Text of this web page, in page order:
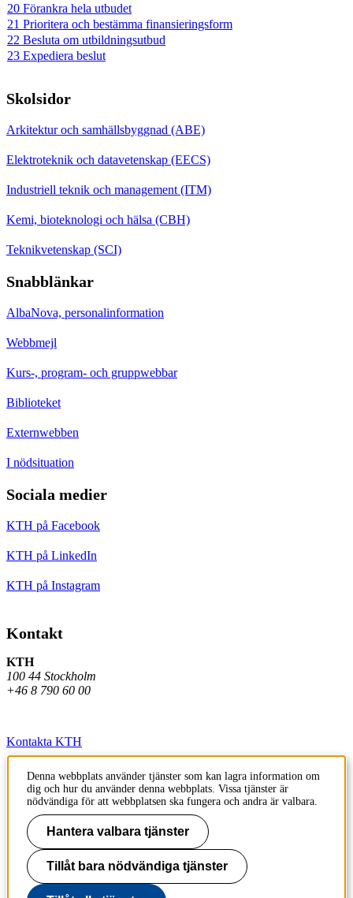
20 Förankra hela utbudet
21 Prioritera och bestämma finansieringsform
22 Besluta om utbildningsutbud
23 Expediera beslut
Skolsidor
Arkitektur och samhällsbyggnad (ABE)
Elektroteknik och datavetenskap (EECS)
Industriell teknik och management (ITM)
Kemi, bioteknologi och hälsa (CBH)
Teknikvetenskap (SCI)
Snabblänkar
AlbaNova, personalinformation
Webbmejl
Kurs-, program- och gruppwebbar
Biblioteket
Externwebben
I nödsituation
Sociala medier
KTH på Facebook
KTH på LinkedIn
KTH på Instagram
Kontakt
KTH
100 44 Stockholm
+46 8 790 60 00
Kontakta KTH
Jobba på KTH
Press och media
Faktura och betalning KTH
Om KTH:s webbplatser
Tillgänglighetsredogörelse
Denna webbplats använder tjänster som kan lagra information om
dig och hur du använder denna webbplats. Vissa tjänster är
nödvändiga för att webbplatsen ska fungera och andra är valbara.
Hantera valbara tjänster
Tillåt bara nödvändiga tjänster